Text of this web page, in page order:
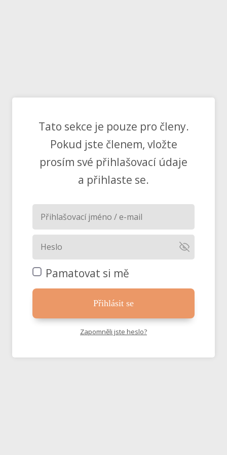
Tato sekce je pouze pro členy.
Pokud jste členem, vložte
prosím své přihlašovací údaje
a přihlaste se.
Pamatovat si mě
Přihlásit se
Zapomněli jste heslo?